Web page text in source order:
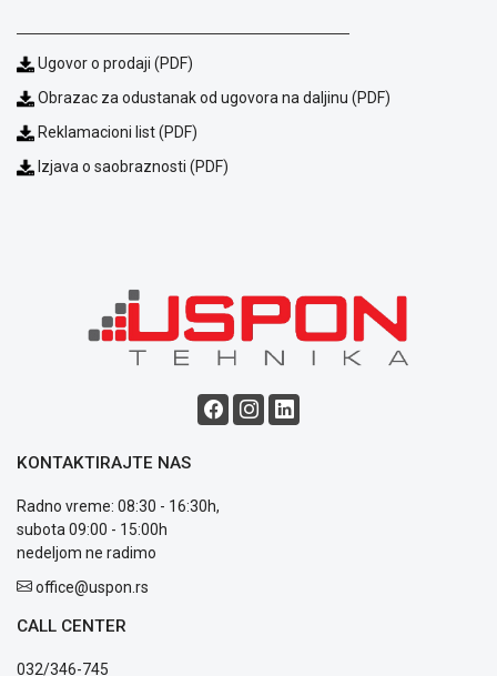
Ugovor o prodaji (PDF)
Obrazac za odustanak od ugovora na daljinu (PDF)
Reklamacioni list (PDF)
Izjava o saobraznosti (PDF)
KONTAKTIRAJTE NAS
Radno vreme: 08:30 - 16:30h,
subota 09:00 - 15:00h
nedeljom ne radimo
office@uspon.rs
CALL CENTER
032/346-745